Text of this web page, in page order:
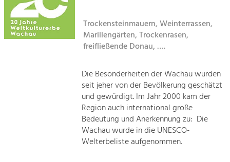
Kirchen am Fluss
Suche
Tourismus
Angebotsentwicklung und
Positionierung.
Kunst & Kultur
Handwerk, Wissenschaft und Forschung.
Soziales, Bildung &
Gleichberechtigung, Jugend und
Trockensteinmauern, Weinterrassen,
Marillengärten, Trockenrasen,
freifließende Donau, ….
Die Besonderheiten der Wachau wurden
seit jeher von der Bevölkerung geschätzt
und gewürdigt. Im Jahr 2000 kam der
Region auch international große
Bedeutung und Anerkennung zu: Die
Wachau wurde in die UNESCO-
Welterbeliste aufgenommen.